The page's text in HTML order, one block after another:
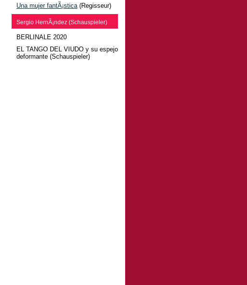
Una mujer fantÃ¡stica(Regisseur)
Sergio HernÃ¡ndez (Schauspieler)
BERLINALE 2020
EL TANGO DEL VIUDO y su espejo
deformante (Schauspieler)